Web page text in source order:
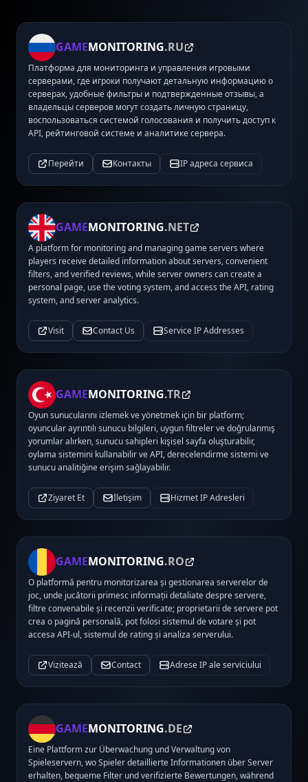
GAMEMONITORING.RU
Платформа для мониторинга и управления игровыми
серверами, где игроки получают детальную информацию о
серверах, удобные фильтры и подтвержденные отзывы, а
владельцы серверов могут создать личную страницу,
воспользоваться системой голосования и получить доступ к
API, рейтинговой системе и аналитике сервера.
Перейти Контакты IP адреса сервиса
GAMEMONITORING.NET
A platform for monitoring and managing game servers where
players receive detailed information about servers, convenient
filters, and verified reviews, while server owners can create a
personal page, use the voting system, and access the API, rating
system, and server analytics.
Visit Contact Us Service IP Addresses
GAMEMONITORING.TR
Oyun sunucularını izlemek ve yönetmek için bir platform;
oyuncular ayrıntılı sunucu bilgileri, uygun filtreler ve doğrulanmış
yorumlar alırken, sunucu sahipleri kişisel sayfa oluşturabilir,
oylama sistemini kullanabilir ve API, derecelendirme sistemi ve
sunucu analitiğine erişim sağlayabilir.
Ziyaret Et İletişim Hizmet IP Adresleri
GAMEMONITORING.RO
O platformă pentru monitorizarea și gestionarea serverelor de
joc, unde jucătorii primesc informații detaliate despre servere,
filtre convenabile și recenzii verificate; proprietarii de servere pot
crea o pagină personală, pot folosi sistemul de votare și pot
accesa API-ul, sistemul de rating și analiza serverului.
Vizitează Contact Adrese IP ale serviciului
GAMEMONITORING.DE
Eine Plattform zur Überwachung und Verwaltung von
Spieleservern, wo Spieler detaillierte Informationen über Server
erhalten, bequeme Filter und verifizierte Bewertungen, während